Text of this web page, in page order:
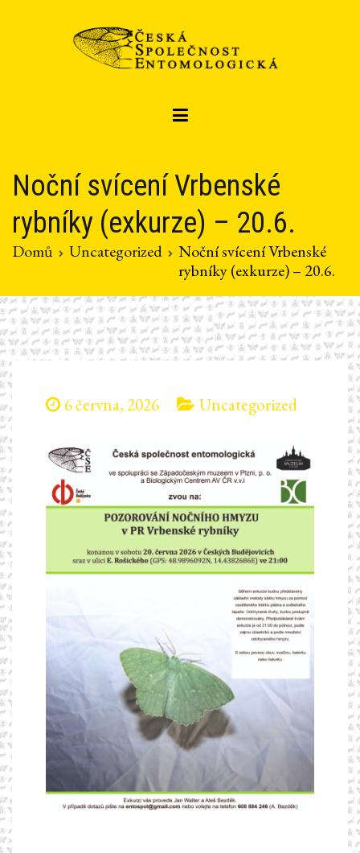
Noční svícení Vrbenské
rybníky (exkurze) – 20.6.
Domů Uncategorized
Noční svícení Vrbenské
rybníky (exkurze) – 20.6.
6 června, 2026 Uncategorized